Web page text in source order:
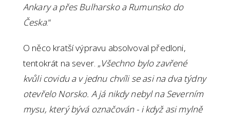
Ankary a přes Bulharsko a Rumunsko do
Česka.“
O něco kratší výpravu absolvoval předloni,
tentokrát na sever. „Všechno bylo zavřené
kvůli covidu a v jednu chvíli se asi na dva týdny
otevřelo Norsko. A já nikdy nebyl na Severním
mysu, který bývá označován - i když asi mylně